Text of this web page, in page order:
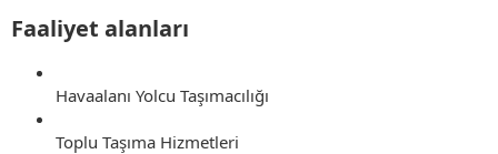
Faaliyet alanları​
Havaalanı Yolcu Taşımacılığı
Toplu Taşıma Hizmetleri